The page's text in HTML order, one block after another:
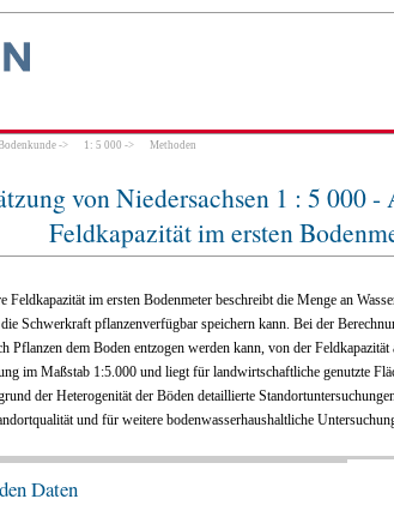
-> 1: 5 000 -> Methoden
von Niedersachsen 1 : 5 000
Feldkapazität im ersten
Feldkapazität im ersten Bodenmeter beschreibt die Menge an
Schwerkraft pflanzenverfügbar speichern kann. Bei der
Pflanzen dem Boden entzogen werden kann, von der
im Maßstab 1:5.000 und liegt für landwirtschaftliche genutzte
der Heterogenität der Böden detaillierte
und für weitere bodenwasserhaushaltliche
Daten